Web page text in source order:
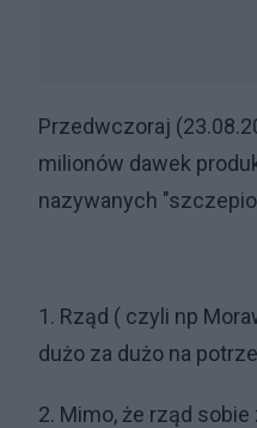
Przedwczoraj
milionów dawek
nazywanych
1. Rząd ( czyli np
dużo za dużo na
2. Mimo, że rząd